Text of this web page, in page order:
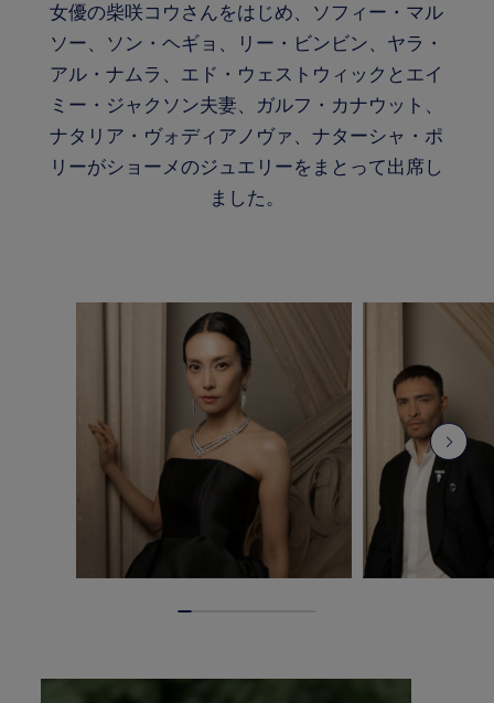
女優の柴咲コウさんをはじめ、ソフィー・マル
ソー、ソン・ヘギョ、リー・ビンビン、ヤラ・
アル・ナムラ、エド・ウェストウィックとエイ
ミー・ジャクソン夫妻、ガルフ・カナウット、
ナタリア・ヴォディアノヴァ、ナターシャ・ポ
リーがショーメのジュエリーをまとって出席し
ました。